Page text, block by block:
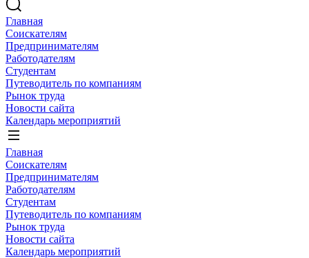
Главная
Соискателям
Предпринимателям
Работодателям
Студентам
Путеводитель по компаниям
Рынок труда
Новости сайта
Календарь мероприятий
Главная
Соискателям
Предпринимателям
Работодателям
Студентам
Путеводитель по компаниям
Рынок труда
Новости сайта
Календарь мероприятий